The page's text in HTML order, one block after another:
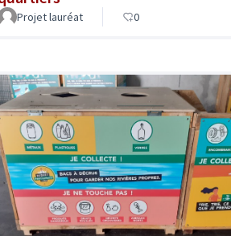
Projet lauréat 0